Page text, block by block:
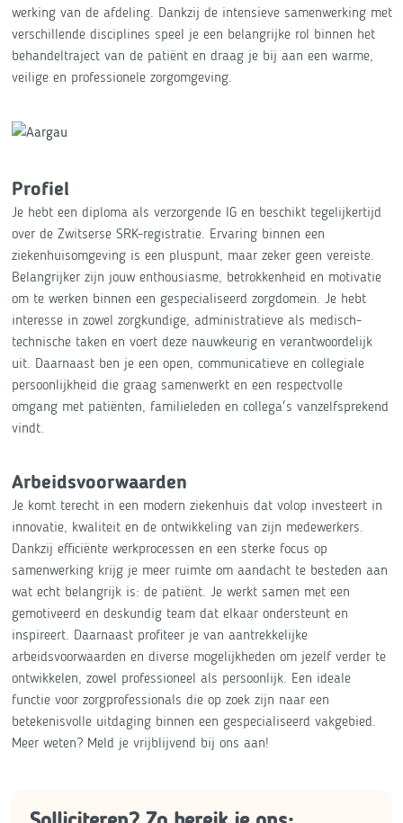
werking van de afdeling. Dankzij de intensieve samenwerking met
verschillende disciplines speel je een belangrijke rol binnen het
behandeltraject van de patiënt en draag je bij aan een warme,
veilige en professionele zorgomgeving.
Profiel
Je hebt een diploma als verzorgende IG en beschikt tegelijkertijd
over de Zwitserse SRK-registratie. Ervaring binnen een
ziekenhuisomgeving is een pluspunt, maar zeker geen vereiste.
Belangrijker zijn jouw enthousiasme, betrokkenheid en motivatie
om te werken binnen een gespecialiseerd zorgdomein. Je hebt
interesse in zowel zorgkundige, administratieve als medisch-
technische taken en voert deze nauwkeurig en verantwoordelijk
uit. Daarnaast ben je een open, communicatieve en collegiale
persoonlijkheid die graag samenwerkt en een respectvolle
omgang met patiënten, familieleden en collega's vanzelfsprekend
vindt.
Arbeidsvoorwaarden
Je komt terecht in een modern ziekenhuis dat volop investeert in
innovatie, kwaliteit en de ontwikkeling van zijn medewerkers.
Dankzij efficiënte werkprocessen en een sterke focus op
samenwerking krijg je meer ruimte om aandacht te besteden aan
wat echt belangrijk is: de patiënt. Je werkt samen met een
gemotiveerd en deskundig team dat elkaar ondersteunt en
inspireert. Daarnaast profiteer je van aantrekkelijke
arbeidsvoorwaarden en diverse mogelijkheden om jezelf verder te
ontwikkelen, zowel professioneel als persoonlijk. Een ideale
functie voor zorgprofessionals die op zoek zijn naar een
betekenisvolle uitdaging binnen een gespecialiseerd vakgebied.
Meer weten? Meld je vrijblijvend bij ons aan!